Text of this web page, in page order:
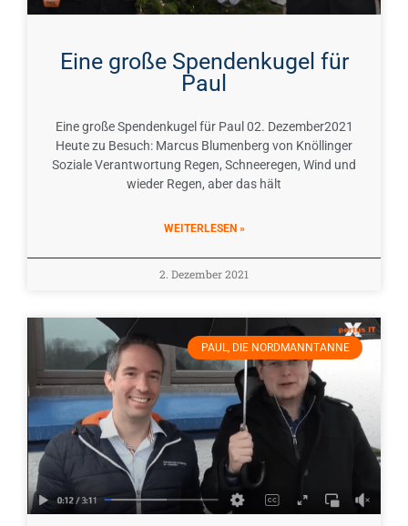
Eine große Spendenkugel für
Paul
Eine große Spendenkugel für Paul 02. Dezember2021
Heute zu Besuch: Marcus Blumenberg von Knöllinger
Soziale Verantwortung Regen, Schneeregen, Wind und
wieder Regen, aber das hält
WEITERLESEN »
2. Dezember 2021
PAUL, DIE NORDMANNTANNE